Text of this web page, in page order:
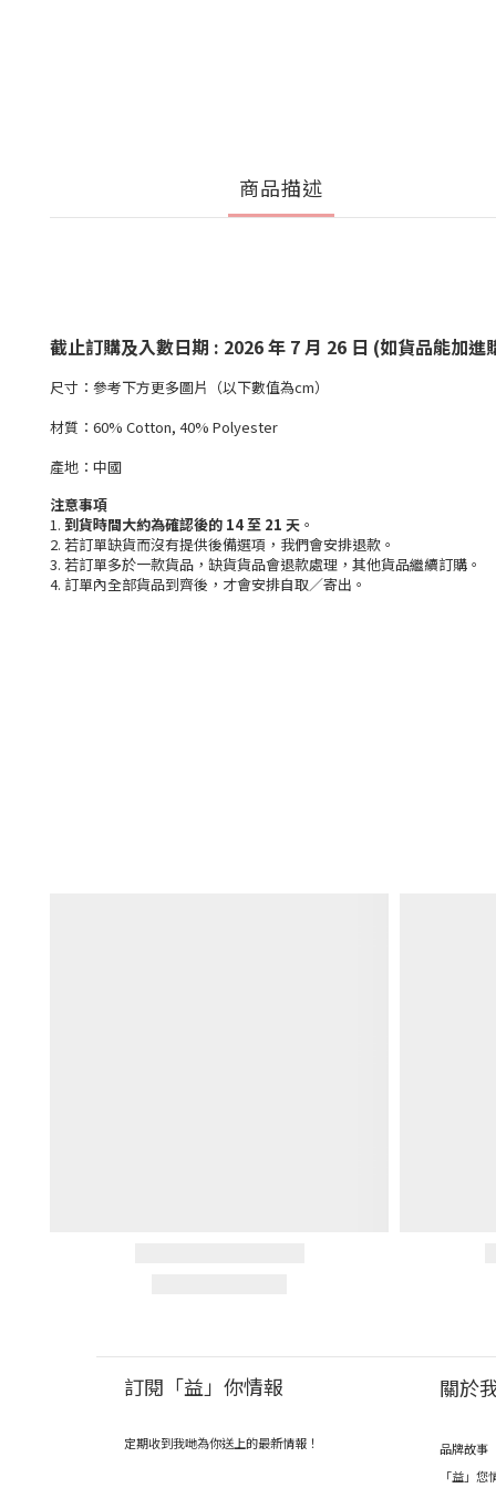
商品描述
截止訂購及入數日期 : 2026 年 7 月 26 日 (如貨品能加
尺寸：參考下方更多圖片（以下數值為cm）
材質：60% Cotton, 40% Polyester
產地：中國
注意事項
1. 到貨時間大約為確認後的 14 至 21 天 。
2. 若訂單缺貨而沒有提供後備選項，我們會安排退款。
3. 若訂單多於一款貨品，缺貨貨品會退款處理，其他貨品繼續訂購。
4. 訂單內全部貨品到齊後，才會安排自取／寄出。
訂閱「益」你情報
定期收到我哋為你送上的最新情報！
關於
品牌故事
「益」您